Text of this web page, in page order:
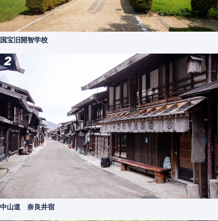
国宝旧開智学校
2
中山道 奈良井宿